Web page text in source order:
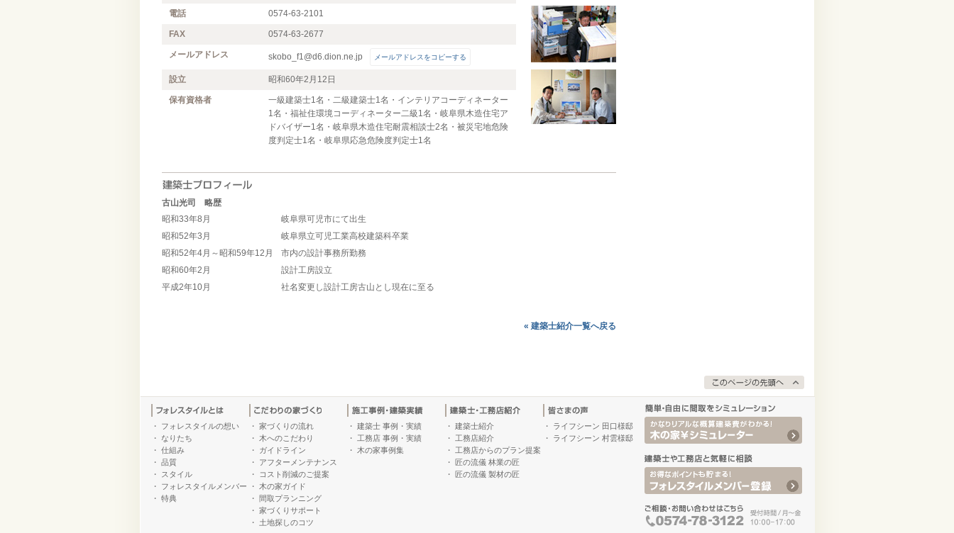
電話 0574-63-2101
FAX 0574-63-2677
メールアドレス skobo_f1@d6.dion.ne.jp メールアドレスをコピーする
設立 昭和60年2月12日
保有資格者
一級建築士1名・二級建築士1名・インテリアコーディネーター
1名・福祉住環境コーディネーター二級1名・岐阜県木造住宅ア
ドバイザー1名・岐阜県木造住宅耐震相談士2名・被災宅地危険
度判定士1名・岐阜県応急危険度判定士1名
古山光司 略歴
昭和33年8月
岐阜県可児市にて出生
昭和52年3月
岐阜県立可児工業高校建築科卒業
昭和52年4月～昭和59年12月
市内の設計事務所勤務
昭和60年2月
設計工房設立
平成2年10月
社名変更し設計工房古山とし現在に至る
« 建築士紹介一覧へ戻る
・
フォレスタイルの想い
・ なりたち
・ 仕組み
・ 品質
・
スタイル
・
フォレスタイルメンバー
・ 特典
・ 家づくりの流れ
・
木へのこだわり
・
ガイドライン
・
アフターメンテナンス
・
コスト削減のご提案
・
木の家ガイド
・
間取プランニング
・ 家づくりサポート
・
土地探しのコツ
・ 建築士 事例・実績
・
工務店 事例・実績
・
木の家事例集
・ 建築士紹介
・
工務店紹介
・
工務店からのプラン提案
・
匠の流儀 林業の匠
・
匠の流儀 製材の匠
・
ライフシーン 田口様邸
・
ライフシーン 村雲様邸